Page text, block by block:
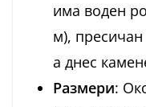
има воден
м),
а днес
Размери: